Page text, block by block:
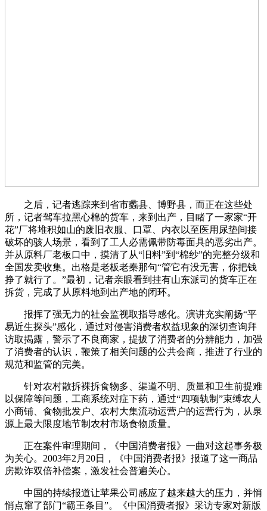
之后，记者逃踪来到省市蠡县、博野县，而正在这些处
所，记者驾车拉黑心棉的货车，来到出产，目睹了一家家“开
花”厂将堆积如山的废旧衣服、口罩、内衣以至医用尿垫间接
破坏的骇人场景，看到了工人必需佩带防毒面具的恶劣出产。
并从原料厂老板口中，摸清了从“旧料”到“棉纱”的完整分级和
全国发卖收集。出格是老板老秦那句“管它有没无害，你把钱
挣了就行了。”最初，记者亲眼看到挂有山东派司的货车正在
拆货，完成了从原料地到出产地的闭环。
报挥了强无力的社会监视取指导感化。演讲充实阐扬“平
易近生探头”感化，通过对侵害消费者权益现象的深切查询拜
访取揭露，警示了不良商家，提拔了消费者的分辨能力，加强
了消费者的认识，鞭策了相关问题的公共会商，推进了行业的
规范和监管的完美。
针对农村散拆裸拆食物多、渠道不明、质量和卫生前提难
以保障等问题，工商系统对症下药，通过“四项轨制”束缚农人
小商铺、食物批发户、农村大集流动运营户的运营行为，从泉
源上最大限度地节制农村市场食物质量。
正在案件审理期间，《中国消费者报》一曲对这起事务极
为关心。2003年2月20日，《中国消费者报》报道了这一商品
房欺诈双倍补偿案，激发社会普遍关心。
中国的持续报道让苹果公司感应了越来越大的压力，并悄
悄点窜了部门“霸王条目”。《中国消费者报》采访专家对新版